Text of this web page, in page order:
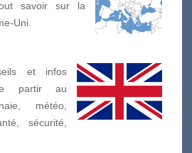
savoir sur la
Uni.
et infos
partir au
météo,
sécurité,